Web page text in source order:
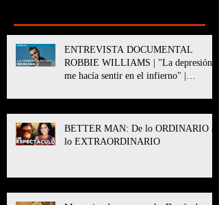
ENTREVISTA DOCUMENTAL
ROBBIE WILLIAMS | "La depresión
me hacía sentir en el infierno" |
BETTER MAN: De lo ORDINARIO a
lo EXTRAORDINARIO